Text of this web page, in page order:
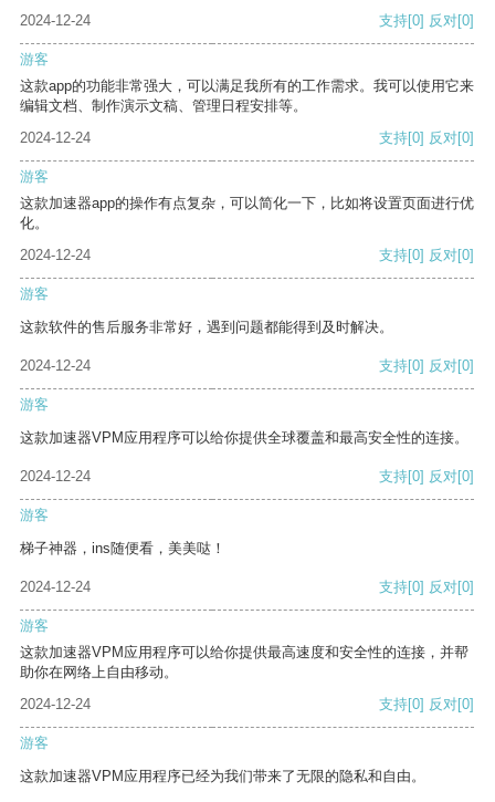
2024-12-24 支持[0] 反对[0]
游客
这款app的功能非常强大，可以满足我所有的工作需求。我可以使用它来
编辑文档、制作演示文稿、管理日程安排等。
2024-12-24
支持[0] 反对[0]
游客
这款加速器app的操作有点复杂，可以简化一下，比如将设置页面进行优
化。
2024-12-24
支持[0] 反对[0]
游客
这款软件的售后服务非常好，遇到问题都能得到及时解决。
2024-12-24 支持[0] 反对[0]
游客
这款加速器VPM应用程序可以给你提供全球覆盖和最高安全性的连接。
2024-12-24 支持[0] 反对[0]
游客
梯子神器，ins随便看，美美哒！
2024-12-24 支持[0] 反对[0]
游客
这款加速器VPM应用程序可以给你提供最高速度和安全性的连接，并帮
助你在网络上自由移动。
2024-12-24
支持[0] 反对[0]
游客
这款加速器VPM应用程序已经为我们带来了无限的隐私和自由。